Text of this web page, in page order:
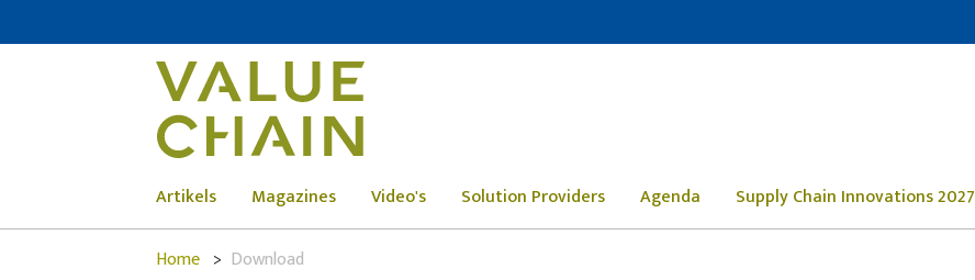
Artikels Magazines Video's Solution Providers Agenda Supply Chain Innovations 2027
Home Download